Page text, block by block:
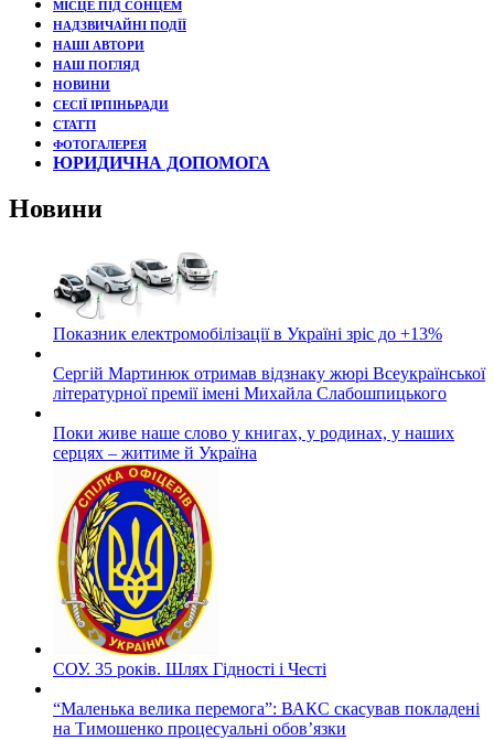
МІСЦЕ ПІД СОНЦЕМ
НАДЗВИЧАЙНІ ПОДЇЇ
НАШІ АВТОРИ
НАШ ПОГЛЯД
НОВИНИ
СЕСІЇ ІРПІНЬРАДИ
СТАТТІ
ФОТОГАЛЕРЕЯ
ЮРИДИЧНА ДОПОМОГА
Новини
Показник електромобілізації в Україні зріс до +13%
Сергій Мартинюк отримав відзнаку жюрі Всеукраїнської
літературної премії імені Михайла Слабошпицького
Поки живе наше слово у книгах, у родинах, у наших
серцях – житиме й Україна
СОУ. 35 років. Шлях Гідності і Честі
“Маленька велика перемога”: ВАКС скасував покладені
на Тимошенко процесуальні обов’язки